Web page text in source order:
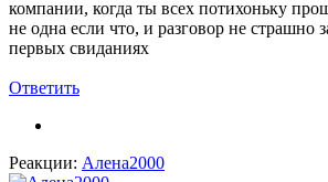
компании, когда ты всех потихоньку
не одна если что, и разговор не страшно
первых свиданиях
Ответить
Реакции: Алена2000